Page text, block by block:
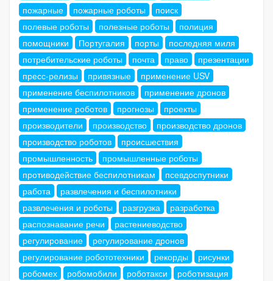
пожарные
пожарные роботы
поиск
полевые роботы
полезные роботы
полиция
помощники
Португалия порты
последняя миля
потребительские роботы
почта право
презентации
пресс-релизы
привязные
применение USV
применение беспилотников
применение дронов
применение роботов
прогнозы
проекты
производители
производство
производство дронов
производство роботов
происшествия
промышленность
промышленные роботы
противодействие беспилотникам
псевдоспутники
работа
развлечения и беспилотники
развлечения и роботы
разгрузка
разработка
распознавание речи
растениеводство
регулирование
регулирование дронов
регулирование робототехники
рекорды
рисунки
робомех
робомобили роботакси
роботизация